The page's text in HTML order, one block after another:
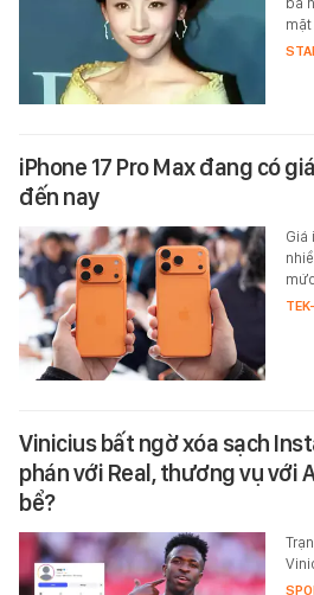
iPhone 17 Pro Max đang có
đến nay
Giá
Vinicius bất ngờ xóa sạch
phán với Real, thương vụ với
bể?